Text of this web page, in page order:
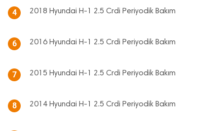
4 2018 Hyundai H-1 2.5 Crdi Periyodik Bakım
6 2016 Hyundai H-1 2.5 Crdi Periyodik Bakım
7 2015 Hyundai H-1 2.5 Crdi Periyodik Bakım
8 2014 Hyundai H-1 2.5 Crdi Periyodik Bakım